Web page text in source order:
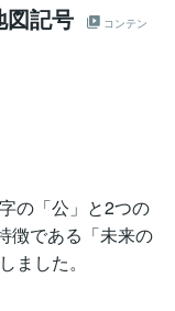
図記号
コンテン
の「公」と2つの
徴である「未来の
ました。